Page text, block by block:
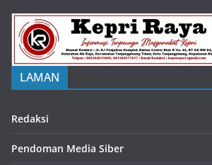
LAMAN
Redaksi
Pendoman Media Siber